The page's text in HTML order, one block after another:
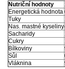
Nutriční hodnoty
Energetická hodnota
Tuky
Nas. mastné kyseliny
Sacharidy
Cukry
Bílkoviny
Sůl
Vláknina